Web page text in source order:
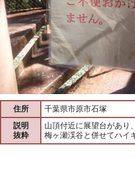
住所
千葉県市原市石塚
説明
抜粋
山頂付近に展望台があり
梅ヶ瀬渓谷と併せてハイ